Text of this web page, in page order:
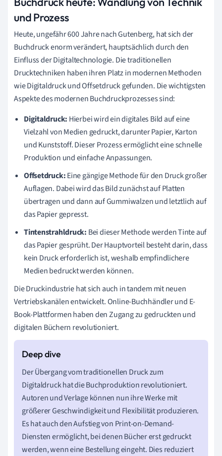
und Prozess
Heute, ungefähr 600 Jahre nach Gutenberg, hat sich der
Buchdruck enorm verändert, hauptsächlich durch den
Einfluss der Digitaltechnologie. Die traditionellen
Drucktechniken haben ihren Platz in modernen Methoden
wie Digitaldruck und Offsetdruck gefunden. Die wichtigsten
Aspekte des modernen Buchdruckprozesses sind:
Digitaldruck: Hierbei wird ein digitales Bild auf eine
Vielzahl von Medien gedruckt, darunter Papier, Karton
und Kunststoff. Dieser Prozess ermöglicht eine schnelle
Produktion und einfache Anpassungen.
Offsetdruck:Eine gängige Methode für den Druck großer
Auflagen. Dabei wird das Bild zunächst auf Platten
übertragen und dann auf Gummiwalzen und letztlich auf
das Papier gepresst.
Tintenstrahldruck: Bei dieser Methode werden Tinte auf
das Papier gesprüht. Der Hauptvorteil besteht darin, dass
kein Druck erforderlich ist, weshalb empfindlichere
Medien bedruckt werden können.
Die Druckindustrie hat sich auch in tandem mit neuen
Vertriebskanälen entwickelt. Online-Buchhändler und E-
Book-Plattformen haben den Zugang zu gedruckten und
digitalen Büchern revolutioniert.
Der Übergang vom traditionellen Druck zum
Digitaldruck hat die Buchproduktion revolutioniert.
Autoren und Verlage können nun ihre Werke mit
größerer Geschwindigkeit und Flexibilität produzieren.
Es hat auch den Aufstieg von Print-on-Demand-
Diensten ermöglicht, bei denen Bücher erst gedruckt
werden, wenn eine Bestellung eingeht. Dies reduziert